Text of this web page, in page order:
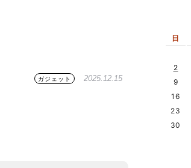
ガジェット 2025.12.15
日
2
9
16
23
30